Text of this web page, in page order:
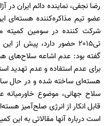
رضا نجفی، نماینده دائم ایران در
شرکت کننده در سومین کمیته
تی2015 حضور دارد، پیش از
گفته بود: عدم اشاعه سلاح‌های
برای عدم استفاده و عدم تهدید
هسته‌ای ساخته شده و در حال
سلاح جهانی، موضوع خاورمیانه
قابل انکار از انرژی صلح‌آمیز
است درباره آنها مقالاتی به این